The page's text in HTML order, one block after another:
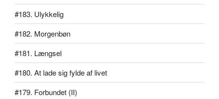
#183. Ulykkelig
#182. Morgenbøn
#181. Længsel
#180. At lade sig fylde af livet
#179. Forbundet (II)